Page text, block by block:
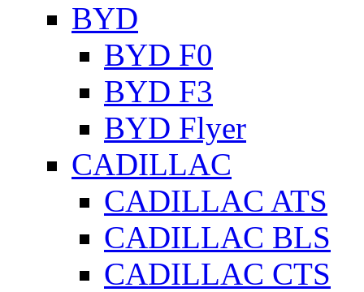
BYD
BYD F0
BYD F3
BYD Flyer
CADILLAC
CADILLAC ATS
CADILLAC BLS
CADILLAC CTS